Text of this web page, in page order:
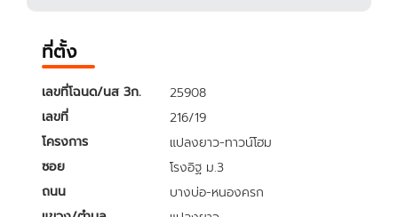
ที่ตั้ง
เลขที่โฉนด/นส 3ก.
25908
เลขที่
216/19
โครงการ
แปลงยาว-ทาวน์โฮม
ซอย
โรงอิฐ ม.3
ถนน
บางบ่อ-หนองครก